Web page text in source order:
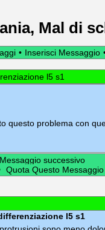
Mal di
• Inserisci Messaggio
l5 s1
questo problema con
Messaggio successivo
Quota Questo Messaggio
l5 s1